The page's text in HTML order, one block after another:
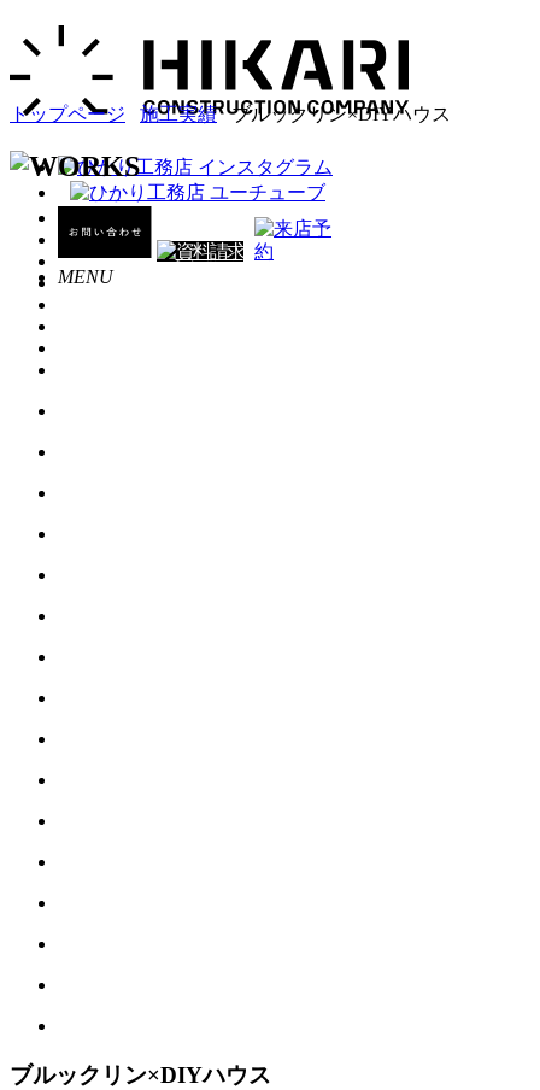
MENU
トップページ 施工実績 ブルックリン×DIYハウス
ブルックリン×DIYハウス